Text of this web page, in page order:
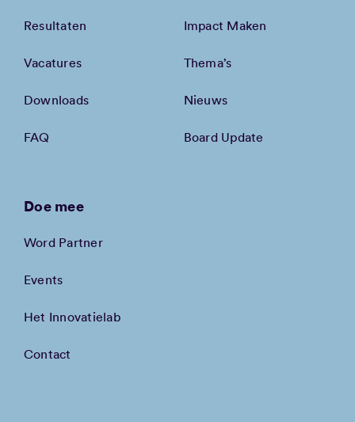
Resultaten
Vacatures
Downloads
FAQ
Impact Maken
Thema’s
Nieuws
Board Update
Doe mee
Word Partner
Events
Het Innovatielab
Contact